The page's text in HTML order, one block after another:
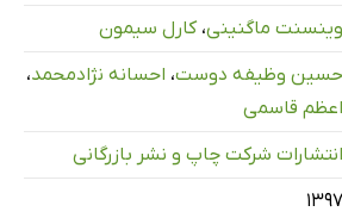
و نوشیدنی‌
در خدمات‌
جایگزین‌
وینسنت ماگنینی،کارل سیمون
حسین وظیفه دوست، احسانه نژادمحمد،
اعظم قاسمی
انتشارات شرکت چاپ و نشر بازرگانی
۱۳۹۷